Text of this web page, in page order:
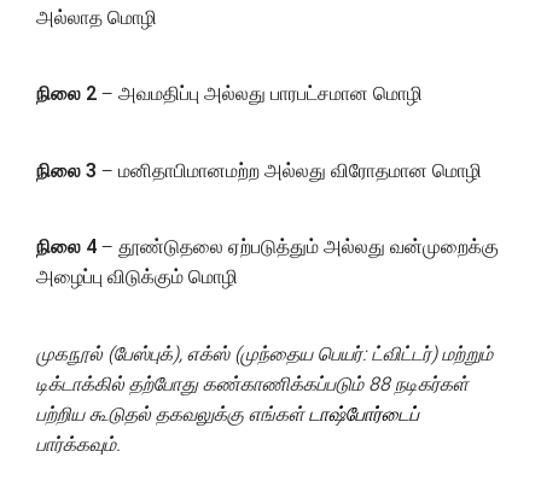
அல்லாத மொழி
நிலை 2– அவமதிப்பு அல்லது பாரபட்சமான மொழி
நிலை 3 – மனிதாபிமானமற்ற அல்லது விரோதமான மொழி
நிலை 4– தூண்டுதலை ஏற்படுத்தும் அல்லது வன்முறைக்கு
அழைப்பு விடுக்கும் மொழி
முகநூல் (பேஸ்புக்), எக்ஸ் (முந்தைய பெயர்: ட்விட்டர்) மற்றும்
டிக்டாக்கில் தற்போது கண்காணிக்கப்படும் 88 நடிகர்கள்
பற்றிய கூடுதல் தகவலுக்கு எங்கள்டாஷ்போர்டைப்
பார்க்கவும்.